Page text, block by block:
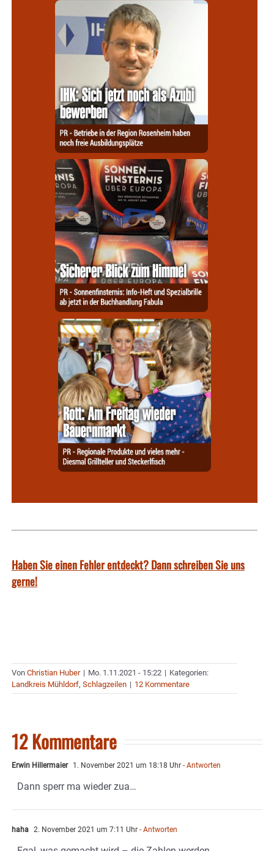
Haben Sie einen Fehler entdeckt? Dann schreiben Sie uns
gerne!
Von Christian Huber | Mo. 1.11.2021 - 15:22 | Kategorien:
Landkreis Mühldorf, Schlagzeilen | 12 Kommentare
12 Kommentare
Erwin Hillermaier 1. November 2021 um 18:18 Uhr - Antworten
Dann sperr ma wieder zua…
haha 2. November 2021 um 7:11 Uhr - Antworten